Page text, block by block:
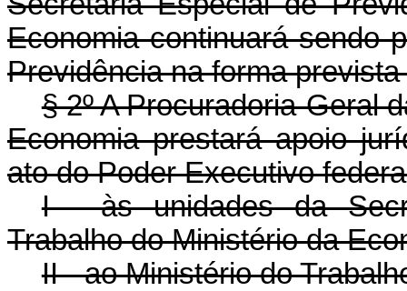
Economia continuará sendo
Previdência na forma
§ 2º A Procuradoria-Geral
Economia prestará apoio
ato do Poder Executivo
I - às unidades da
Trabalho do Ministério da
II - ao Ministério do